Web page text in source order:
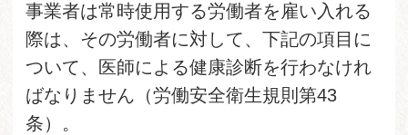
事業者は常時使用する労働者を雇い入れる
際は、その労働者に対して、下記の項目に
ついて、医師による健康診断を行わなけれ
ばなりません（労働安全衛生規則第43
条）。